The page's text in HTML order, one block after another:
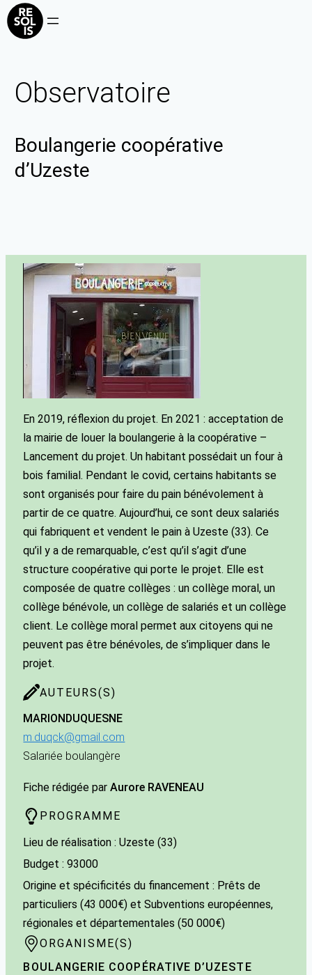
Observatoire
Boulangerie coopérative
d’Uzeste
En 2019, réflexion du projet. En 2021 : acceptation de
la mairie de louer la boulangerie à la coopérative –
Lancement du projet. Un habitant possédait un four à
bois familial. Pendant le covid, certains habitants se
sont organisés pour faire du pain bénévolement à
partir de ce quatre. Aujourd’hui, ce sont deux salariés
qui fabriquent et vendent le pain à Uzeste (33). Ce
qu’il y a de remarquable, c’est qu’il s’agit d’une
structure coopérative qui porte le projet. Elle est
composée de quatre collèges : un collège moral, un
collège bénévole, un collège de salariés et un collège
client. Le collège moral permet aux citoyens qui ne
peuvent pas être bénévoles, de s’impliquer dans le
projet.
AUTEURS(S)
MARION DUQUESNE
m.duqck@gmail.com
Salariée boulangère
Fiche rédigée par Aurore RAVENEAU
PROGRAMME
Lieu de réalisation : Uzeste (33)
Budget : 93000
Origine et spécificités du financement : Prêts de
particuliers (43 000€) et Subventions européennes,
régionales et départementales (50 000€)
ORGANISME(S)
BOULANGERIE COOPÉRATIVE D’UZESTE